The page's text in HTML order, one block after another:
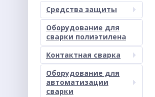
Средства защиты
Оборудование для
сварки полиэтилена
Контактная сварка
Оборудование для
автоматизации
сварки